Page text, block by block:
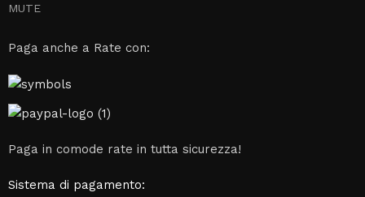
MUTE
Paga anche a Rate con:
Paga in comode rate in tutta sicurezza!
Sistema di pagamento: